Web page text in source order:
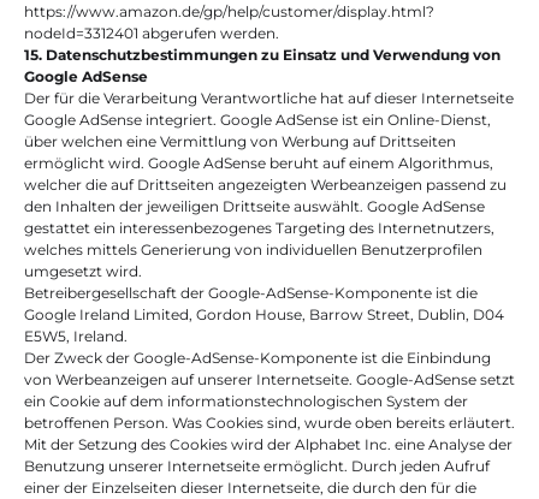
https://www.amazon.de/gp/help/customer/display.html?
nodeId=3312401 abgerufen werden.
15. Datenschutzbestimmungen zu Einsatz und Verwendung von
Google AdSense
Der für die Verarbeitung Verantwortliche hat auf dieser Internetseite
Google AdSense integriert. Google AdSense ist ein Online-Dienst,
über welchen eine Vermittlung von Werbung auf Drittseiten
ermöglicht wird. Google AdSense beruht auf einem Algorithmus,
welcher die auf Drittseiten angezeigten Werbeanzeigen passend zu
den Inhalten der jeweiligen Drittseite auswählt. Google AdSense
gestattet ein interessenbezogenes Targeting des Internetnutzers,
welches mittels Generierung von individuellen Benutzerprofilen
umgesetzt wird.
Betreibergesellschaft der Google-AdSense-Komponente ist die
Google Ireland Limited, Gordon House, Barrow Street, Dublin, D04
E5W5, Ireland.
Der Zweck der Google-AdSense-Komponente ist die Einbindung
von Werbeanzeigen auf unserer Internetseite. Google-AdSense setzt
ein Cookie auf dem informationstechnologischen System der
betroffenen Person. Was Cookies sind, wurde oben bereits erläutert.
Mit der Setzung des Cookies wird der Alphabet Inc. eine Analyse der
Benutzung unserer Internetseite ermöglicht. Durch jeden Aufruf
einer der Einzelseiten dieser Internetseite, die durch den für die